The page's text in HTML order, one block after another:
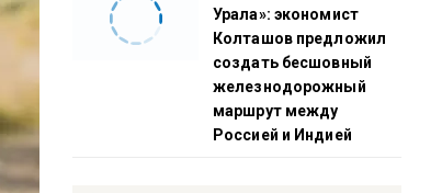
Урала»: экономист
Колташов предложил
создать бесшовный
железнодорожный
маршрут между
Россией и Индией